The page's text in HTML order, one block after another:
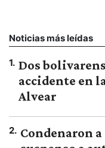
Noticias más leídas
1. Dos
accidente en
Alvear
2. Condenaron